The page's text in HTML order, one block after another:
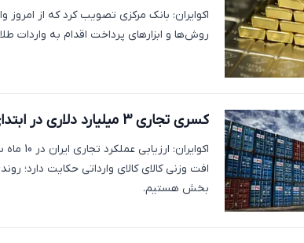
اکوایران: بانک مرکزی تصویب کرد که از امروز
روش‌ها و ابزارهای پرداخت اقدام به واردات
کسری تجاری 3 میلیارد دلاری در ابتدای زمستان
افت وزنی کالای کالای وارداتی حکایت دارد؛
بخش هستیم.